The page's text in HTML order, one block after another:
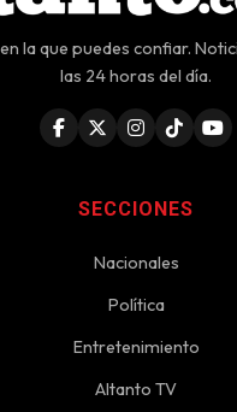
la que puedes confiar.
las 24 horas del día.
SECCIONES
Nacionales
Política
Entretenimiento
Altanto TV